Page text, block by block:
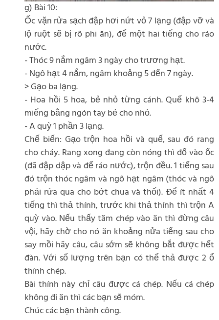
g) Bài 10:
Ốc vặn rửa sạch đập hơi nứt vỏ 7 lạng (đập vỡ và
lộ ruột sẽ bị rô phi ăn), để một hai tiếng cho ráo
nước.
- Thóc 9 nắm ngâm 3 ngày cho trương hạt.
- Ngô hạt 4 nắm, ngâm khoảng 5 đến 7 ngày.
> Gạo ba lạng.
- Hoa hồi 5 hoa, bẻ nhỏ từng cánh. Quế khô 3-4
miếng bằng ngón tay bẻ cho nhỏ.
- A quỳ 1 phần 3 lạng.
Chế biến: Gạo trộn hoa hồi và quế, sau đó rang
cho cháy. Rang xong đang còn nóng thì đổ vào ốc
(đã đập dập và để ráo nước), trộn đều. 1 tiếng sau
đó trộn thóc ngâm và ngô hạt ngâm (thóc và ngô
phải rửa qua cho bớt chua và thối). Để ít nhất 4
tiếng thì thả thính, trước khi thả thính thì trộn A
quỳ vào. Nếu thấy tăm chép vào ăn thì đừng câu
vội, hãy chờ cho nó ăn khoảng nửa tiếng sau cho
say mồi hãy câu, câu sớm sẽ không bắt được hết
đàn. Với số lượng trên bạn có thể thả được 2 ổ
thính chép.
Bài thính này chỉ câu được cá chép. Nếu cá chép
không đi ăn thì các bạn sẽ móm.
Chúc các bạn thành công.